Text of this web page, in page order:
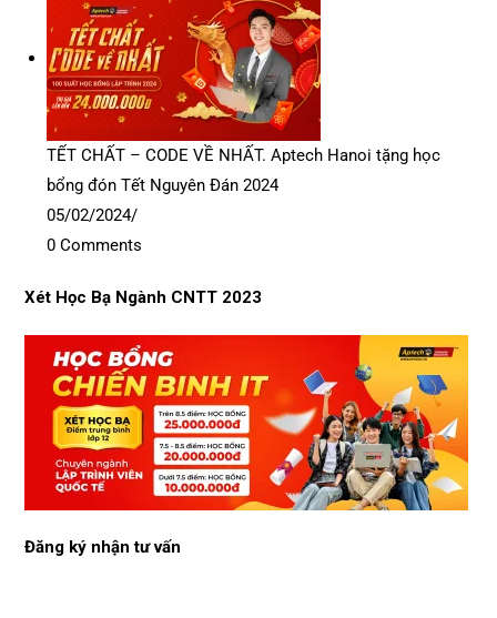
TẾT CHẤT – CODE VỀ NHẤT. Aptech Hanoi tặng học
bổng đón Tết Nguyên Đán 2024
05/02/2024/
0 Comments
Xét Học Bạ Ngành CNTT 2023
Đăng ký nhận tư vấn